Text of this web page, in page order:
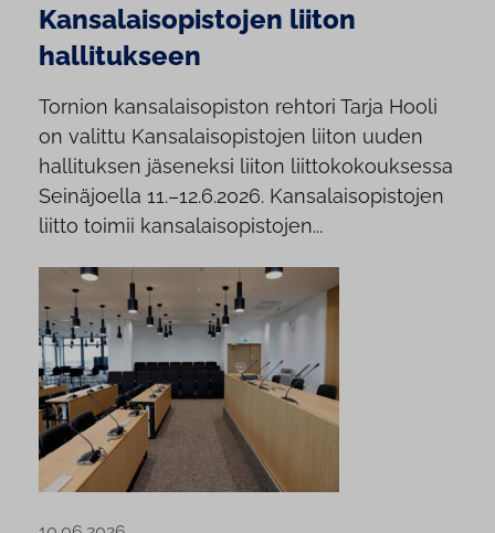
Kansalaisopistojen liiton
hallitukseen
Tornion kansalaisopiston rehtori Tarja Hooli
on valittu Kansalaisopistojen liiton uuden
hallituksen jäseneksi liiton liittokokouksessa
Seinäjoella 11.–12.6.2026. Kansalaisopistojen
liitto toimii kansalaisopistojen...